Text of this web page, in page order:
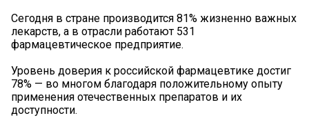
Сегодня в стране производится 81% жизненно важных
лекарств, а в отрасли работают 531
фармацевтическое предприятие.
Уровень доверия к российской фармацевтике достиг
78% — во многом благодаря положительному опыту
применения отечественных препаратов и их
доступности.